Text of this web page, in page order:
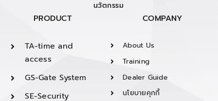
นวัตกรรม
PRODUCT
TA-time and
access
GS-Gate System
SE-Security
COMPANY
About Us
Training
Dealer Guide
นโยบายคุกกี้